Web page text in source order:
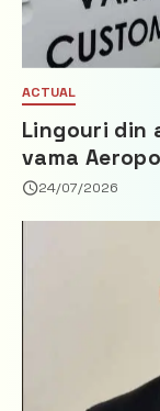
ACTUAL
Lingouri din
vama
24/07/2026